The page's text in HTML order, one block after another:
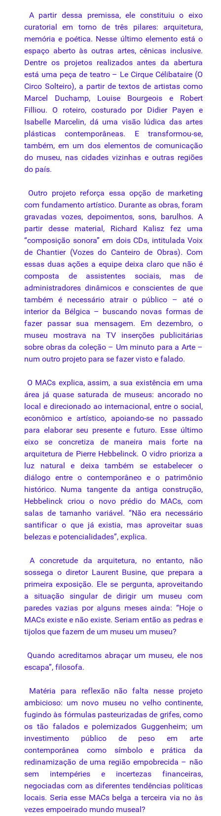
A partir dessa premissa, ele constituiu o eixo
curatorial em torno de três pilares: arquitetura,
memória e poética. Nesse último elemento está o
espaço aberto às outras artes, cênicas inclusive.
Dentre os projetos realizados antes da abertura
está uma peça de teatro – Le Cirque Célibataire (O
Circo Solteiro), a partir de textos de artistas como
Marcel Duchamp, Louise Bourgeois e Robert
Filliou. O roteiro, costurado por Didier Payen e
Isabelle Marcelin, dá uma visão lúdica das artes
plásticas contemporâneas. E transformou-se,
também, em um dos elementos de comunicação
do museu, nas cidades vizinhas e outras regiões
do país.
Outro projeto reforça essa opção de marketing
com fundamento artístico. Durante as obras, foram
gravadas vozes, depoimentos, sons, barulhos. A
partir desse material, Richard Kalisz fez uma
“composição sonora” em dois CDs, intitulada Voix
de Chantier (Vozes do Canteiro de Obras). Com
essas duas ações a equipe deixa claro que não é
composta de assistentes sociais, mas de
administradores dinâmicos e conscientes de que
também é necessário atrair o público – até o
interior da Bélgica – buscando novas formas de
fazer passar sua mensagem. Em dezembro, o
museu mostrava na TV inserções publicitárias
sobre obras da coleção – Um minuto para a Arte –
num outro projeto para se fazer visto e falado.
O MACs explica, assim, a sua existência em uma
área já quase saturada de museus: ancorado no
local e direcionado ao internacional, entre o social,
econômico e artístico, apoiando-se no passado
para elaborar seu presente e futuro. Esse último
eixo se concretiza de maneira mais forte na
arquitetura de Pierre Hebbelinck. O vidro prioriza a
luz natural e deixa também se estabelecer o
diálogo entre o contemporâneo e o patrimônio
histórico. Numa tangente da antiga construção,
Hebbelinck criou o novo prédio do MACs, com
salas de tamanho variável. “Não era necessário
santificar o que já existia, mas aproveitar suas
belezas e potencialidades”, explica.
A concretude da arquitetura, no entanto, não
sossega o diretor Laurent Busine, que prepara a
primeira exposição. Ele se pergunta, aproveitando
a situação singular de dirigir um museu com
paredes vazias por alguns meses ainda: “Hoje o
MACs existe e não existe. Seriam então as pedras e
tijolos que fazem de um museu um museu?
Quando acreditamos abraçar um museu, ele nos
escapa”, filosofa.
Matéria para reflexão não falta nesse projeto
ambicioso: um novo museu no velho continente,
fugindo às fórmulas pasteurizadas de grifes, como
os tão falados e polemizados Guggenheim; um
investimento público de peso em arte
contemporânea como símbolo e prática da
redinamização de uma região empobrecida – não
sem intempéries e incertezas financeiras,
negociadas com as diferentes tendências políticas
locais. Seria esse MACs belga a terceira via no às
vezes empoeirado mundo museal?